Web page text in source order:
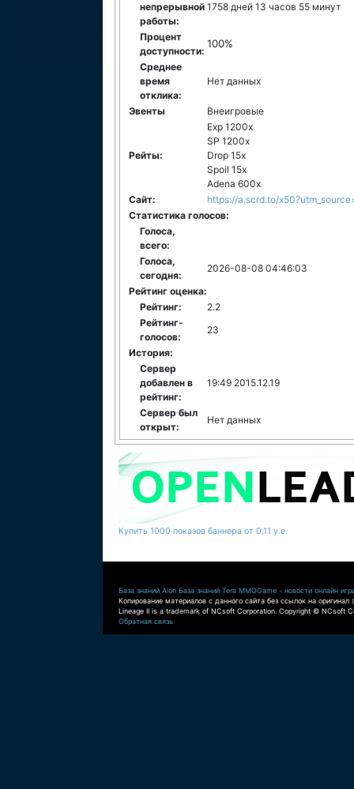
непрерывной
работы:
1758 дней 13 часов 55 минут
Процент
доступности:
100%
Среднее
время
отклика:
Нет данных
Эвенты Внеигровые
Рейты:
Exp 1200x
SP 1200x
Drop 15x
Spoil 15x
Adena 600x
Сайт:
https://a.scrd.to/
Статистика голосов:
Голоса,
всего:
Голоса,
сегодня:
2026-08-08 04:46:03
Рейтинг оценка:
Рейтинг:
2.2
Рейтинг-
голосов:
23
История:
Сервер
добавлен в
рейтинг:
19:49 2015.12.19
Сервер был
открыт:
Нет данных
Купить 1000 показов баннера от 0,11 у.е.
База знаний Aion База знаний Tera MMOGame - новости онлайн
Копирование материалов с данного сайта без ссылок на оригинал
Lineage II is a trademark of NCsoft Corporation. Copyright © NCsoft
Обратная связь